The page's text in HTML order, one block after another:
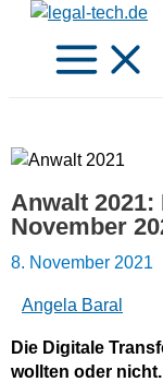
Zum
springen
Anwalt 2021:
November
8. November 2021
Angela Baral
Die Digitale
wollten oder